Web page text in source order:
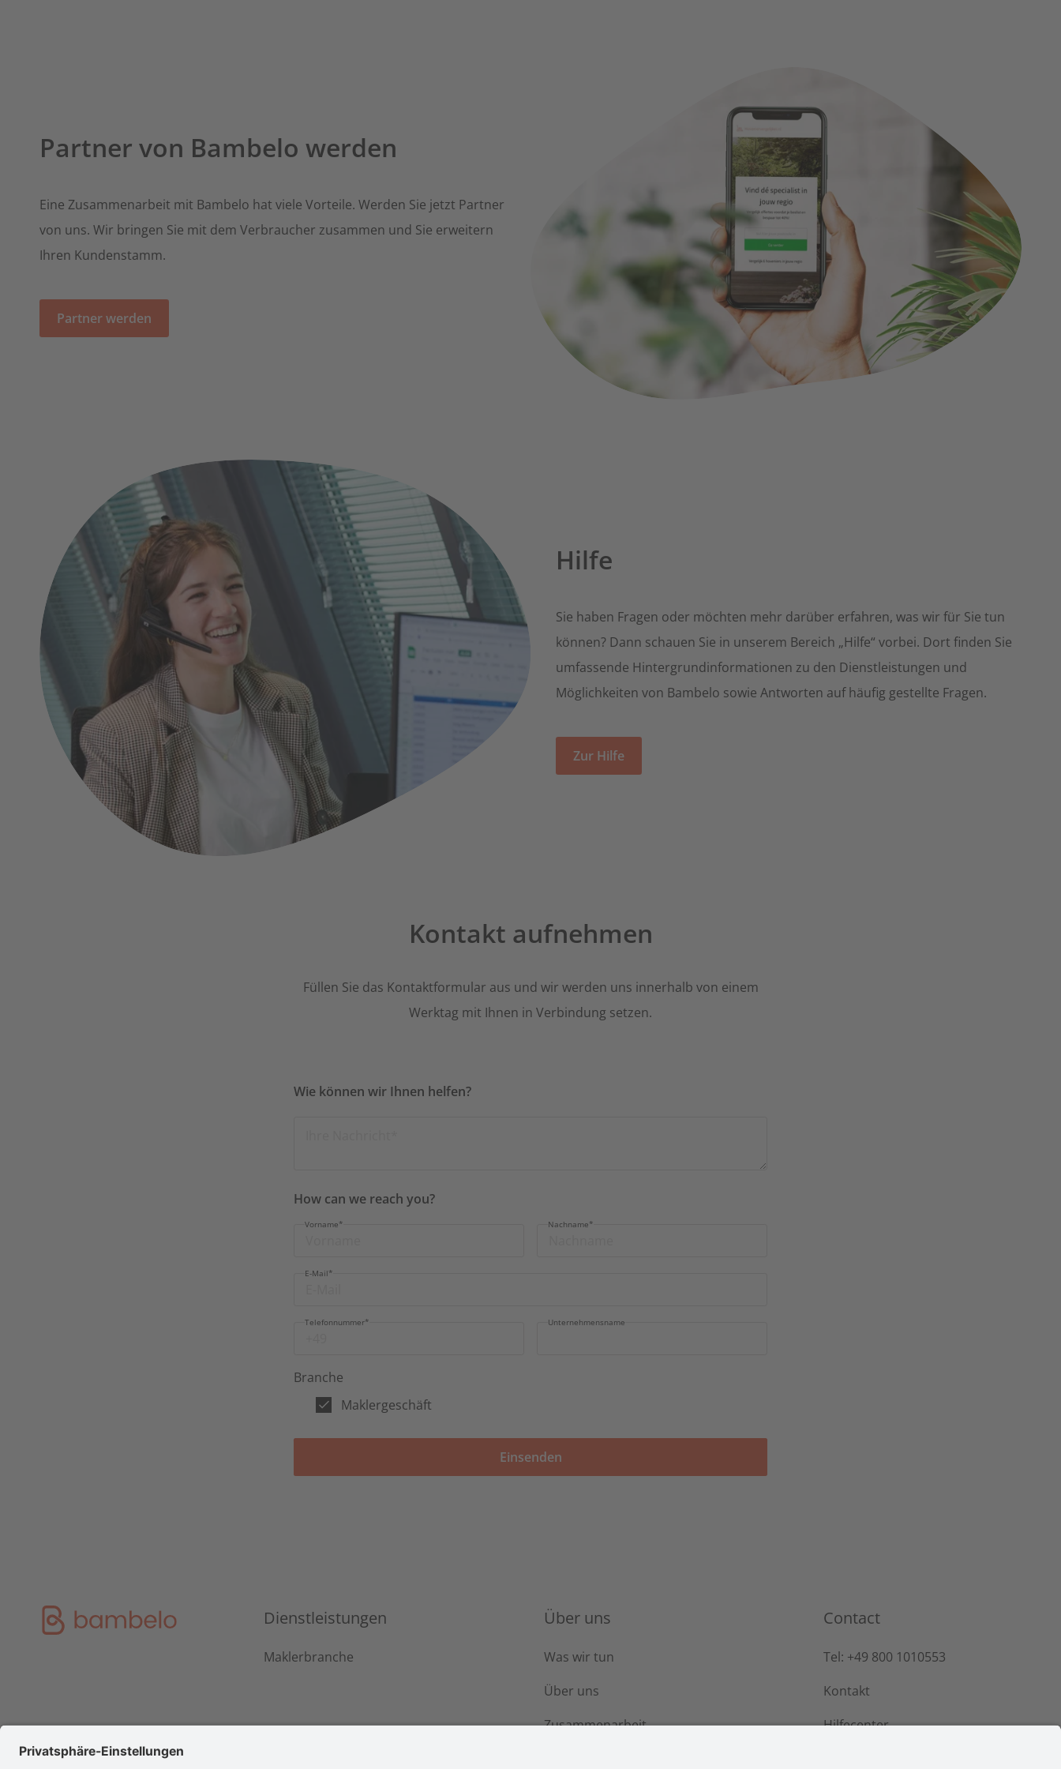
Entdecken Sie die Vorteile
Italiano
België - Nederlands
Partner von Bambelo werden
Eine Zusammenarbeit mit Bambelo hat viele Vorteile. Werden Sie jetzt Partner
von uns. Wir bringen Sie mit dem Verbraucher zusammen und Sie erweitern
Ihren Kundenstamm.
Partner werden
Hilfe
Sie haben Fragen oder möchten mehr darüber erfahren, was wir für Sie tun
können? Dann schauen Sie in unserem Bereich „Hilfe“ vorbei. Dort finden Sie
umfassende Hintergrundinformationen zu den Dienstleistungen und
Möglichkeiten von Bambelo sowie Antworten auf häufig gestellte Fragen.
Zur Hilfe
Kontakt aufnehmen
Füllen Sie das Kontaktformular aus und wir werden uns innerhalb von einem
Werktag mit Ihnen in Verbindung setzen.
Wie können wir Ihnen helfen?
How can we reach you?
Vorname* Nachname*
E-Mail*
Telefonnummer* Unternehmensname
Branche
Maklergeschäft
Dienstleistungen
Maklerbranche
Über uns
Was wir tun
Über uns
Zusammenarbeit
Contact
Tel: +49 800 1010553
Kontakt
Hilfecenter